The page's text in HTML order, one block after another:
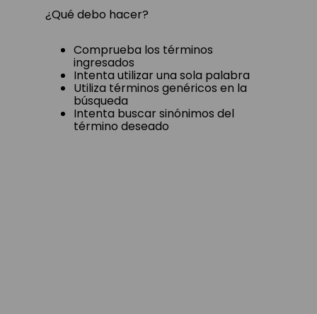
¿Qué debo hacer?
Comprueba los términos
ingresados
Intenta utilizar una sola palabra
Utiliza términos genéricos en la
búsqueda
Intenta buscar sinónimos del
término deseado